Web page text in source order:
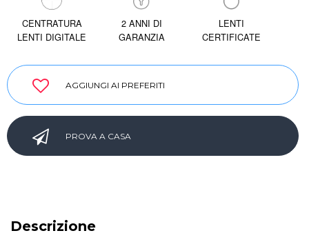
CENTRATURA
LENTI DIGITALE
2 ANNI DI
GARANZIA
LENTI
CERTIFICATE
AGGIUNGI AI PREFERITI
PROVA A CASA
Descrizione